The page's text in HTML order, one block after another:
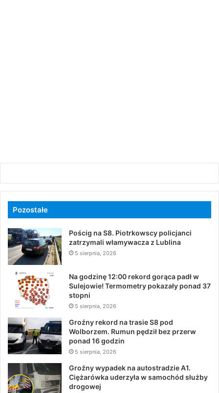
Pozostałe
Pościg na S8. Piotrkowscy policjanci
zatrzymali włamywacza z Lublina
5 sierpnia, 2026
Na godzinę 12:00 rekord gorąca padł w
Sulejowie! Termometry pokazały ponad 37
stopni
5 sierpnia, 2026
Groźny rekord na trasie S8 pod
Wolborzem. Rumun pędził bez przerw
ponad 16 godzin
5 sierpnia, 2026
Groźny wypadek na autostradzie A1.
Ciężarówka uderzyła w samochód służby
drogowej